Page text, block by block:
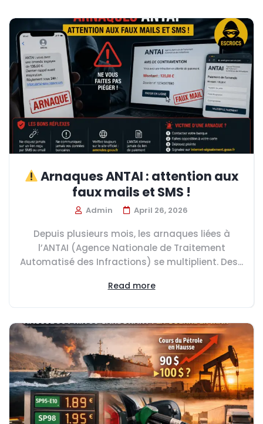
Arnaques ANTAI : attention aux
faux mails et SMS !
Admin April 26, 2026
Depuis plusieurs mois, les arnaques liées à
l’ANTAI (Agence Nationale de Traitement
Automatisé des Infractions) se multiplient. Des...
Read more